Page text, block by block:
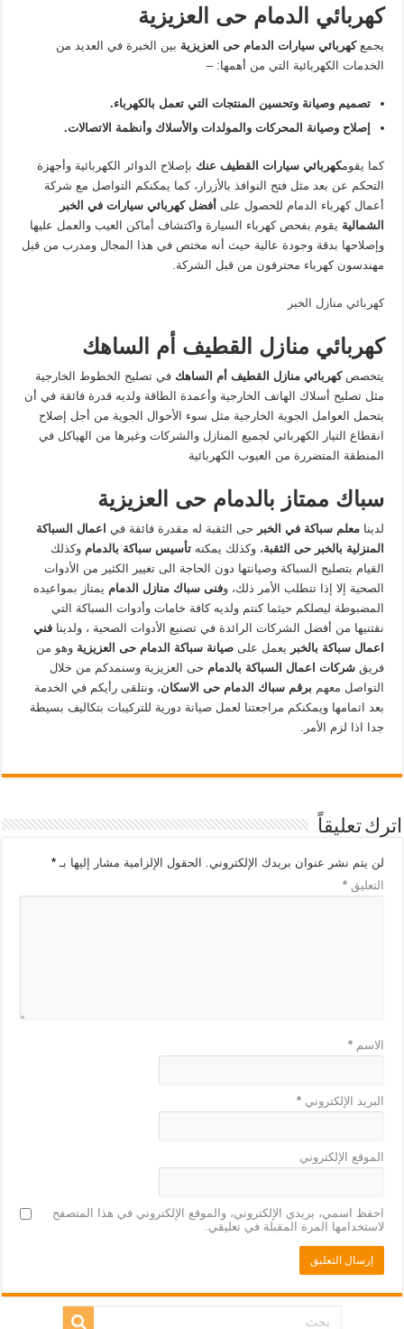
كهربائي الدمام حى العزيزية
يجمع كهربائي سيارات الدمام حى العزيزية بين الخبرة في العديد من
الخدمات الكهربائية التي من أهمها: –
تصميم وصيانة وتحسين المنتجات التي تعمل بالكهرباء.
إصلاح وصيانة المحركات والمولدات والأسلاك وأنظمة الاتصالات.
كما يقومكهربائي سيارات القطيف عنك بإصلاح الدوائر الكهربائية وأجهزة
التحكم عن بعد مثل فتح النوافذ بالأزرار، كما يمكنكم التواصل مع شركة
أعمال كهرباء الدمام للحصول على أفضل كهربائي سيارات في الخبر
الشمالية يقوم بفحص كهرباء السيارة واكتشاف أماكن العيب والعمل عليها
وإصلاحها بدقة وجودة عالية حيث أنه مختص في هذا المجال ومدرب من قبل
مهندسون كهرباء محترفون من قبل الشركة.
كهربائي منازل الخبر
كهربائي منازل القطيف أم الساهك
يتخصص كهربائي منازل القطيف أم الساهكفي تصليح الخطوط الخارجية
مثل تصليح أسلاك الهاتف الخارجية وأعمدة الطاقة ولديه قدرة فائقة في أن
يتحمل العوامل الجوية الخارجية مثل سوء الأحوال الجوية من أجل إصلاح
انقطاع التيار الكهربائي لجميع المنازل والشركات وغيرها من الهياكل في
المنطقة المتضررة من العيوب الكهربائية
سباك ممتاز بالدمام حى العزيزية
لدينامعلم سباكة في الخبر حى الثقبة له مقدرة فائقة في اعمال السباكة
المنزلية بالخبر حى الثقبة، وكذلك يمكنهتأسيس سباكة بالدمام وكذلك
القيام بتصليح السباكة وصيانتها دون الحاجة الى تغيير الكثير من الأدوات
الصحية إلا إذا تتطلب الأمر ذلك، وفنى سباك منازل الدمام يمتاز بمواعيده
المضبوطة ليصلكم حيثما كنتم ولديه كافة خامات وأدوات السباكة التي
نقتنيها من أفضل الشركات الرائدة في تصنيع الأدوات الصحية ، ولدينافني
اعمال سباكة بالخبر يعمل علىصيانة سباكة الدمام حى العزيزية وهو من
فريقشركات اعمال السباكة بالدمام حى العزيزية وسنمدكم من خلال
التواصل معهم برقم سباك الدمام حى الاسكان، ونتلقى رأيكم في الخدمة
بعد اتمامها ويمكنكم مراجعتنا لعمل صيانة دورية للتركيبات بتكاليف بسيطة
جدا اذا لزم الأمر.
اترك تعليقاً
لن يتم نشر عنوان بريدك الإلكتروني. الحقول الإلزامية مشار إليها بـ*
التعليق*
الاسم*
البريد الإلكتروني*
الموقع الإلكتروني
احفظ اسمي، بريدي الإلكتروني، والموقع الإلكتروني في هذا المتصفح
لاستخدامها المرة المقبلة في تعليقي.